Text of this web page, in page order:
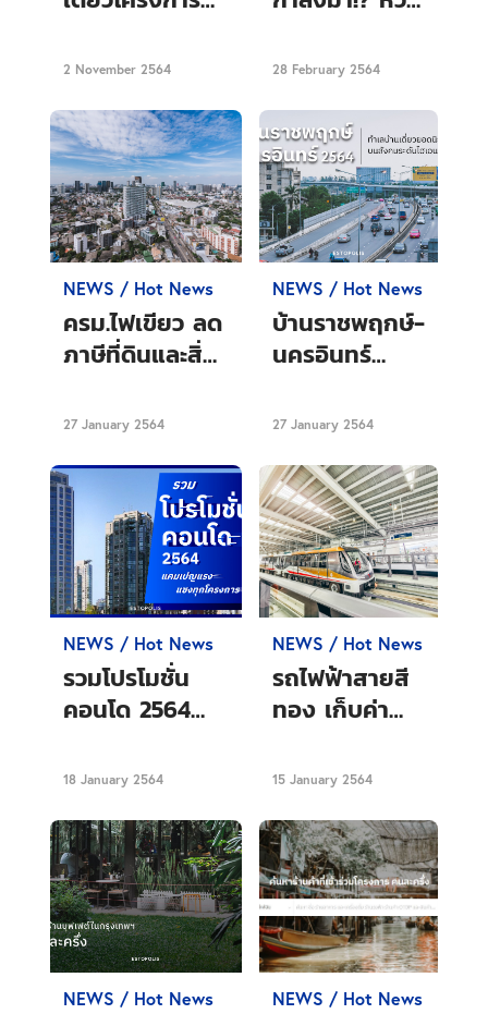
กรุงเทพ และ
2 November 2564
หาฯ เตรียม
คอนโดปีนี้
28 February 2564
NEWS / Hot News
ครม.ไฟเขียว ลด
ภาษีที่ดินและสิ่ง
2564
27 January 2564
NEWS / Hot News
บ้านราชพฤกษ์-
นครอินทร์
เดี่ยวยอดนิยม
ไฮเอนด์
27 January 2564
NEWS / Hot News
รวมโปรโมชั่น
คอนโด 2564
แซงทุกโครงการ
18 January 2564
NEWS / Hot News
รถไฟฟ้าสายสี
ทอง เก็บค่า
บาทตลอดสาย
2564 เป็นต้นไป
15 January 2564
NEWS / Hot News NEWS / Hot News